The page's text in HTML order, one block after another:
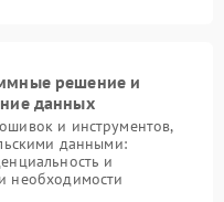
решение и
данных
и инструментов,
данными:
и
необходимости